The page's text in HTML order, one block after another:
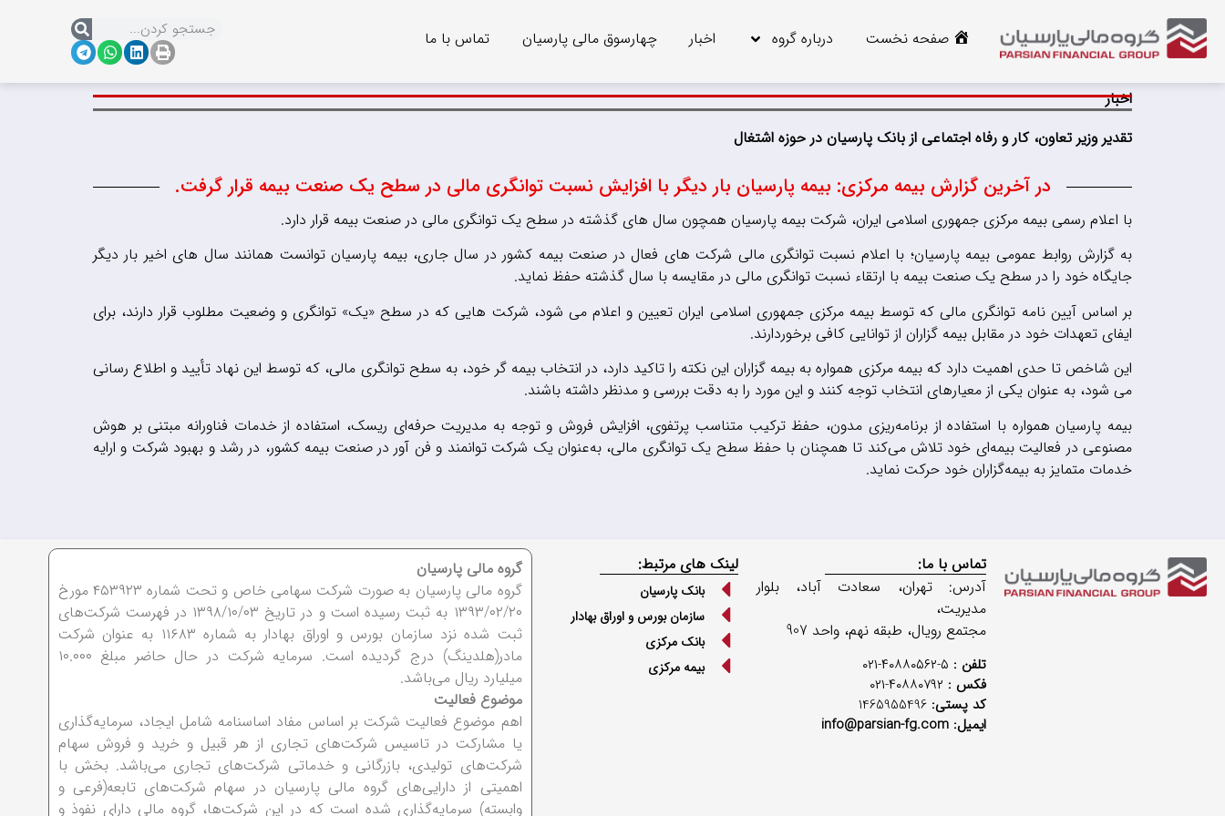
صفحه نخست درباره گروه اخبار چهارسوق مالی پارسیان تماس با ما
اخبار
تقدیر وزیر تعاون، کار و رفاه اجتماعی از بانک پارسیان در حوزه اشتغال
در آخرین گزارش بیمه مرکزی: بیمه پارسیان بار دیگر با افزایش نسبت توانگری مالی در سطح یک صنعت بیمه قرار گرفت.
با اعلام رسمی بیمه مرکزی جمهوری اسلامی ایران، شرکت بیمه پارسیان همچون سال های گذشته در سطح یک توانگری مالی در صنعت بیمه قرار دارد.
به گزارش روابط عمومی بیمه پارسیان؛ با اعلام نسبت توانگری مالی شرکت های فعال در صنعت بیمه کشور در سال جاری، بیمه پارسیان توانست همانند سال های اخیر بار دیگر
جایگاه خود را در سطح یک صنعت بیمه با ارتقاء نسبت توانگری مالی در مقایسه با سال گذشته حفظ نماید.
بر اساس آیین نامه توانگری مالی که توسط بیمه مرکزی جمهوری اسلامی ایران تعیین و اعلام می شود، شرکت هایی که در سطح «یک» توانگری و وضعیت مطلوب قرار دارند، برای
ایفای تعهدات خود در مقابل بیمه گزاران از توانایی کافی برخوردارند.
این شاخص تا حدی اهمیت دارد که بیمه مرکزی همواره به بیمه گزاران این نکته را تاکید دارد، در انتخاب بیمه گر خود، به سطح توانگری مالی، که توسط این نهاد تأیید و اطلاع رسانی
می شود، به عنوان یکی از معیارهای انتخاب توجه کنند و این مورد را به دقت بررسی و مدنظر داشته باشند.
بیمه پارسیان همواره با استفاده از برنامه‌ریزی مدون، حفظ ترکیب متناسب پرتفوی، افزایش فروش و توجه به مدیریت حرفه‌ای ریسک، استفاده از خدمات فناورانه مبتنی بر هوش
مصنوعی در فعالیت بیمه‌ای خود تلاش می‌کند تا همچنان با حفظ سطح یک توانگری مالی، به‌عنوان یک شرکت توانمند و فن آور در صنعت بیمه کشور، در رشد و بهبود شرکت و ارایه
خدمات متمایز به بیمه‌گزاران خود حرکت نماید.
تماس با ما:
آدرس: تهران، سعادت آباد، بلوار
مدیریت،
مجتمع رویال، طبقه نهم، واحد 907
تلفن : ۵-۴۰۸۸۰۵۶۲-۰۲۱
فکس :
کد پستی: 1465955496
ایمیل: info@parsian-fg.com
لینک های مرتبط:
بانک پارسیان
سازمان بورس و اوراق بهادار
بانک مرکزی
بیمه مرکزی
گروه مالی پارسیان
گروه مالی پارسیان به صورت شرکت سهامی خاص و تحت شماره ۴۵۳۹۲۳ مورخ
۱۳۹۳/۰۲/۲۰ به ثبت رسیده است و در تاریخ ۱۳۹۸/۱۰/۰۳ در فهرست شرکت‌های
ثبت شده نزد سازمان بورس و اوراق بهادار به شماره ۱۱۶۸۳ به عنوان شرکت
مادر(هلدینگ) درج گردیده است. سرمایه شرکت در حال حاضر مبلغ ۱۰.۰۰۰
میلیارد ریال می‌باشد.
موضوع فعالیت
اهم موضوع فعالیت شرکت بر اساس مفاد اساسنامه شامل ایجاد، سرمایه‌گذاری
یا مشارکت در تاسیس شرکت‌های تجاری از هر قبیل و خرید و فروش سهام
شرکت‌های تولیدی، بازرگانی و خدماتی شرکت‌های تجاری می‌باشد. بخش با
اهمیتی از دارایی‌های گروه مالی پارسیان در سهام شرکت‌های تابعه(فرعی و
وابسته) سرمایه‌گذاری شده است که در این شرکت‌ها، گروه مالی دارای نفوذ و